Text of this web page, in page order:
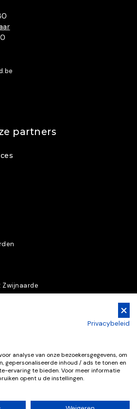
partners
en whitepapers
downloads
Privacybeleid
analyse van onze bezoekersgegevens, om
gepersonaliseerde inhoud / ads te tonen en
ervaring te bieden. Voor meer informatie
opent u de instellingen.